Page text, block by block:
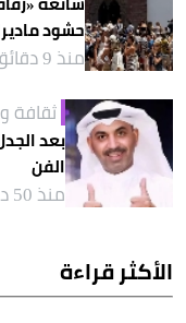
حشود
منذ 9 دقائق
ثقافة
بعد
الفن
منذ 50 دقيقة
الأكثر قراءة